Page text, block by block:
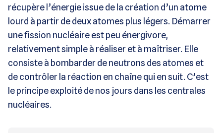
récupère l’énergie issue de la création d’un atome
lourd à partir de deux atomes plus légers. Démarrer
une fission nucléaire est peu énergivore,
relativement simple à réaliser et à maîtriser. Elle
consiste à bombarder de neutrons des atomes et
de contrôler la réaction en chaîne qui en suit. C’est
le principe exploité de nos jours dans les centrales
nucléaires.